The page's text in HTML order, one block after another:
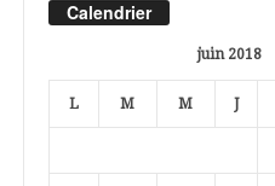
Calendrier
juin 2018
L M M J